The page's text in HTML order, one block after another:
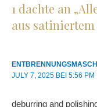
1 dachte an
aus satiniertem
JULY 7, 2025 BEI 5:56 PM
deburring and